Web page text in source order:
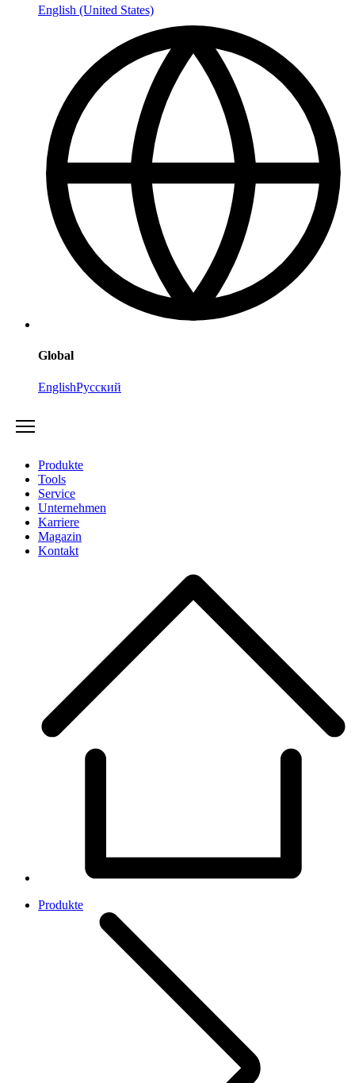
English (United States)
Global
EnglishРусский
Produkte
Tools
Service
Unternehmen
Karriere
Magazin
Kontakt
Produkte